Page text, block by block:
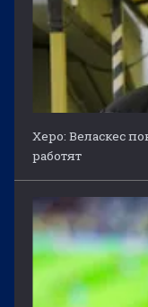
Херо: Веласкес
работят